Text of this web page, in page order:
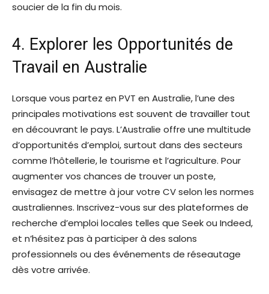
soucier de la fin du mois.
4. Explorer les Opportunités de
Travail en Australie
Lorsque vous partez en PVT en Australie, l’une des
principales motivations est souvent de travailler tout
en découvrant le pays. L’Australie offre une multitude
d’opportunités d’emploi, surtout dans des secteurs
comme l’hôtellerie, le tourisme et l’agriculture. Pour
augmenter vos chances de trouver un poste,
envisagez de mettre à jour votre CV selon les normes
australiennes. Inscrivez-vous sur des plateformes de
recherche d’emploi locales telles que Seek ou Indeed,
et n’hésitez pas à participer à des salons
professionnels ou des événements de réseautage
dès votre arrivée.